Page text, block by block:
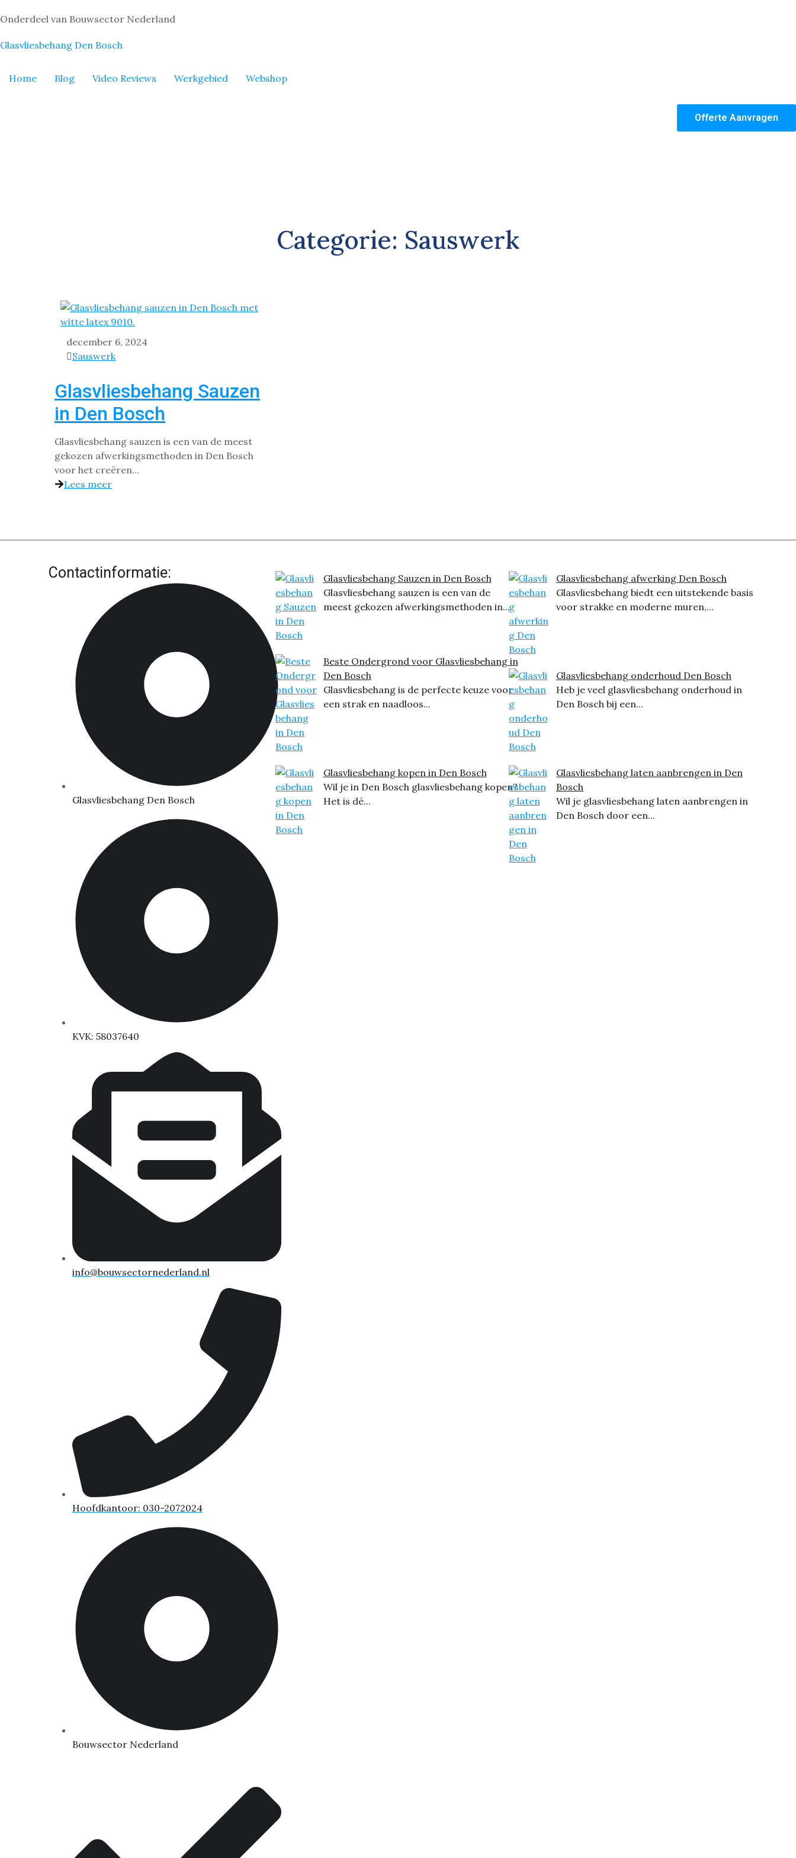
Onderdeel van Bouwsector Nederland
Glasvliesbehang Den Bosch
Home Blog Video Reviews Werkgebied Webshop
Offerte Aanvragen
Categorie: Sauswerk
december 6, 2024
Sauswerk
Glasvliesbehang Sauzen
in Den Bosch
Glasvliesbehang sauzen is een van de meest
gekozen afwerkingsmethoden in Den Bosch
voor het creëren...
Lees meer
Contactinformatie:
Glasvliesbehang Den Bosch
KVK: 58037640
info@bouwsectornederland.nl
Hoofdkantoor: 030-2072024
Bouwsector Nederland
Glasvliesbehang Sauzen in Den Bosch
Glasvliesbehang sauzen is een van de
meest gekozen afwerkingsmethoden in...
Beste Ondergrond voor Glasvliesbehang in
Den Bosch
Glasvliesbehang is de perfecte keuze voor
een strak en naadloos...
Glasvliesbehang kopen in Den Bosch
Wil je in Den Bosch glasvliesbehang kopen?
Het is dé...
Glasvliesbehang afwerking Den Bosch
Glasvliesbehang biedt een uitstekende basis
voor strakke en moderne muren,...
Glasvliesbehang onderhoud Den Bosch
Heb je veel glasvliesbehang onderhoud in
Den Bosch bij een...
Glasvliesbehang laten aanbrengen in Den
Bosch
Wil je glasvliesbehang laten aanbrengen in
Den Bosch door een...